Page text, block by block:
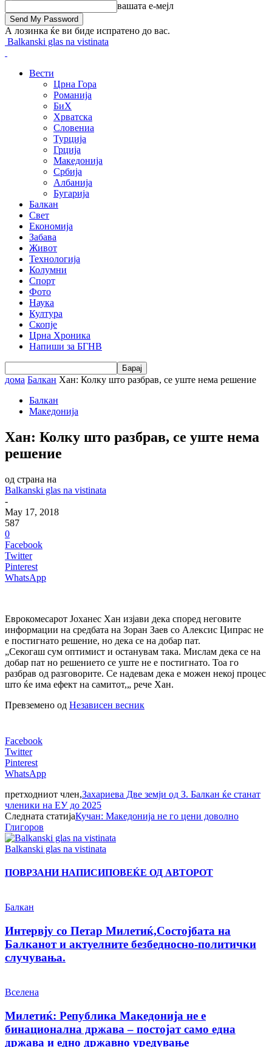
вашата е-мејл
А лозинка ќе ви биде испратено до вас.
Balkanski glas na vistinata
Вести
Црна Гора
Романија
БиХ
Хрватска
Словениа
Турција
Грција
Македонија
Србија
Албанија
Бугарија
Балкан
Свет
Економија
Забава
Живот
Технологија
Колумни
Спорт
Фото
Наука
Култура
Скопје
Црна Хроника
Напиши за БГНВ
дома Балкан Хан: Колку што разбрав, се уште нема решение
Балкан
Македонија
Хан: Колку што разбрав, се уште нема
решение
од страна на
Balkanski glas na vistinata
-
May 17, 2018
587
0
Facebook
Twitter
Pinterest
WhatsApp
Еврокомесарот Јоханес Хан изјави дека според неговите
информации на средбата на Зоран Заев со Алексис Ципрас не
е постигнато решение, но дека се на добар пат.
„Секогаш сум оптимист и останувам така. Мислам дека се на
добар пат но решението се уште не е постигнато. Тоа го
разбрав од разговорите. Се надевам дека е можен некој процес
што ќе има ефект на самитот,„ рече Хан.
Превземено од Независен весник
Facebook
Twitter
Pinterest
WhatsApp
претходниот член,Захариева Две земји од З. Балкан ќе станат
членики на ЕУ до 2025
Следната статијаКучан: Македонија не го цени доволно
Глигоров
Balkanski glas na vistinata
ПОВРЗАНИ НАПИСИПОВЕЌЕ ОД АВТОРОТ
Балкан
Интервју со Петар Милетиќ,Состојбата на
Балканот и актуелните безбедносно-политички
случувања.
Вселена
Милетиќ: Република Македонија не е
бинационална држава – постојат само една
држава и едно државно уредување